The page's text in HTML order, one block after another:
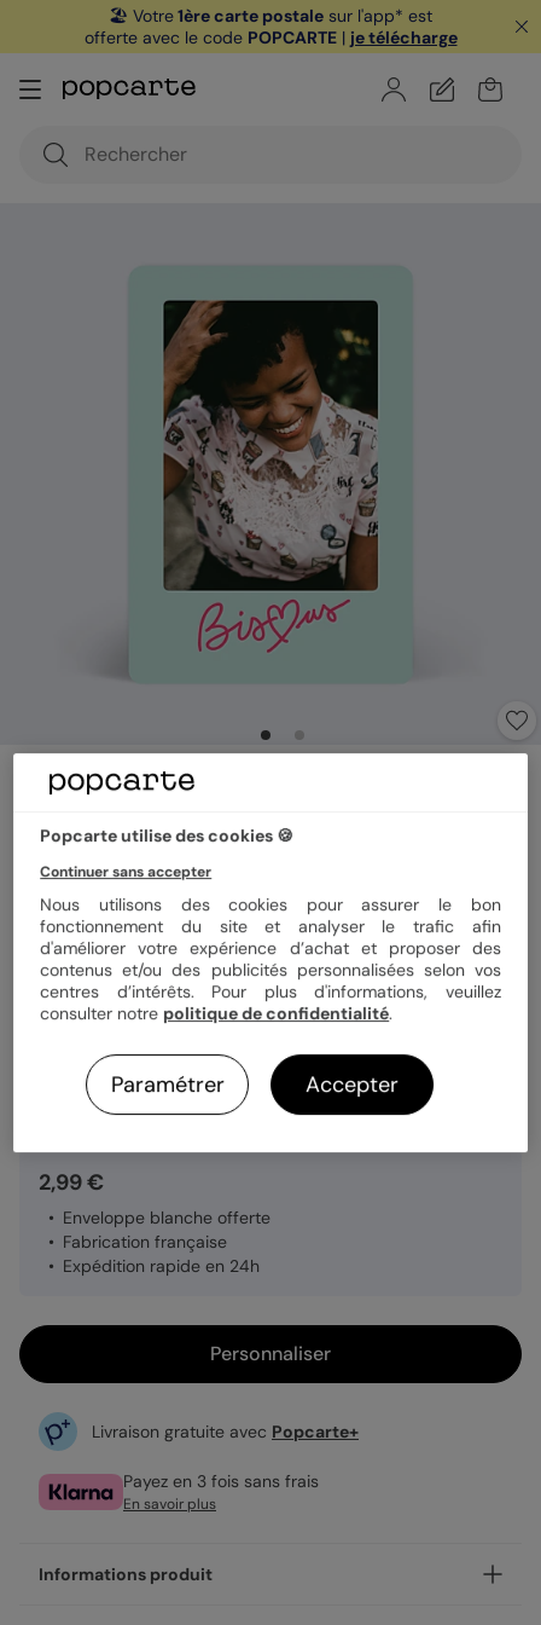
🏖️ Votre1ère carte postale sur l'app* est
offerte avec le code POPCARTE| je télécharge
Carte anniversaire
Bisous
5(1avis)
Format 10x15 cm
Papier Papier Satiné
Quantité 1 carte
2,99 €
Enveloppe blanche offerte
Fabrication française
Expédition rapide en 24h
Personnaliser
Livraison gratuite avec Popcarte+
Payez en 3 fois sans frais
En savoir plus
Informations produit
Popcarte utilise des cookies 🍪
Continuer sans accepter
Nous utilisons des cookies pour assurer le bon
fonctionnement du site et analyser le trafic afin
d'améliorer votre expérience d’achat et proposer des
contenus et/ou des publicités personnalisées selon vos
centres d’intérêts. Pour plus d'informations, veuillez
consulter notre politique de confidentialité.
Paramétrer Accepter